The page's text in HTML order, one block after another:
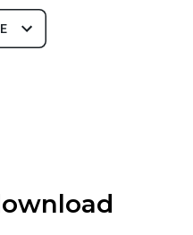
tigăiei